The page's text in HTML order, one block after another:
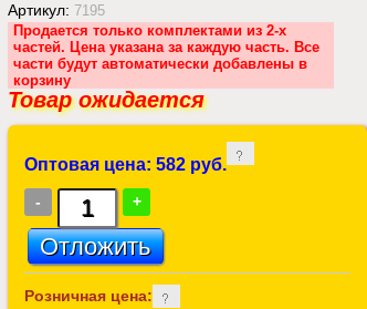
Артикул: 7195
Продается только комплектами из 2-х
частей. Цена указана за каждую часть. Все
части будут автоматически добавлены в
корзину
Товар ожидается
Оптовая цена: 582 руб.
- +
Розничная цена: